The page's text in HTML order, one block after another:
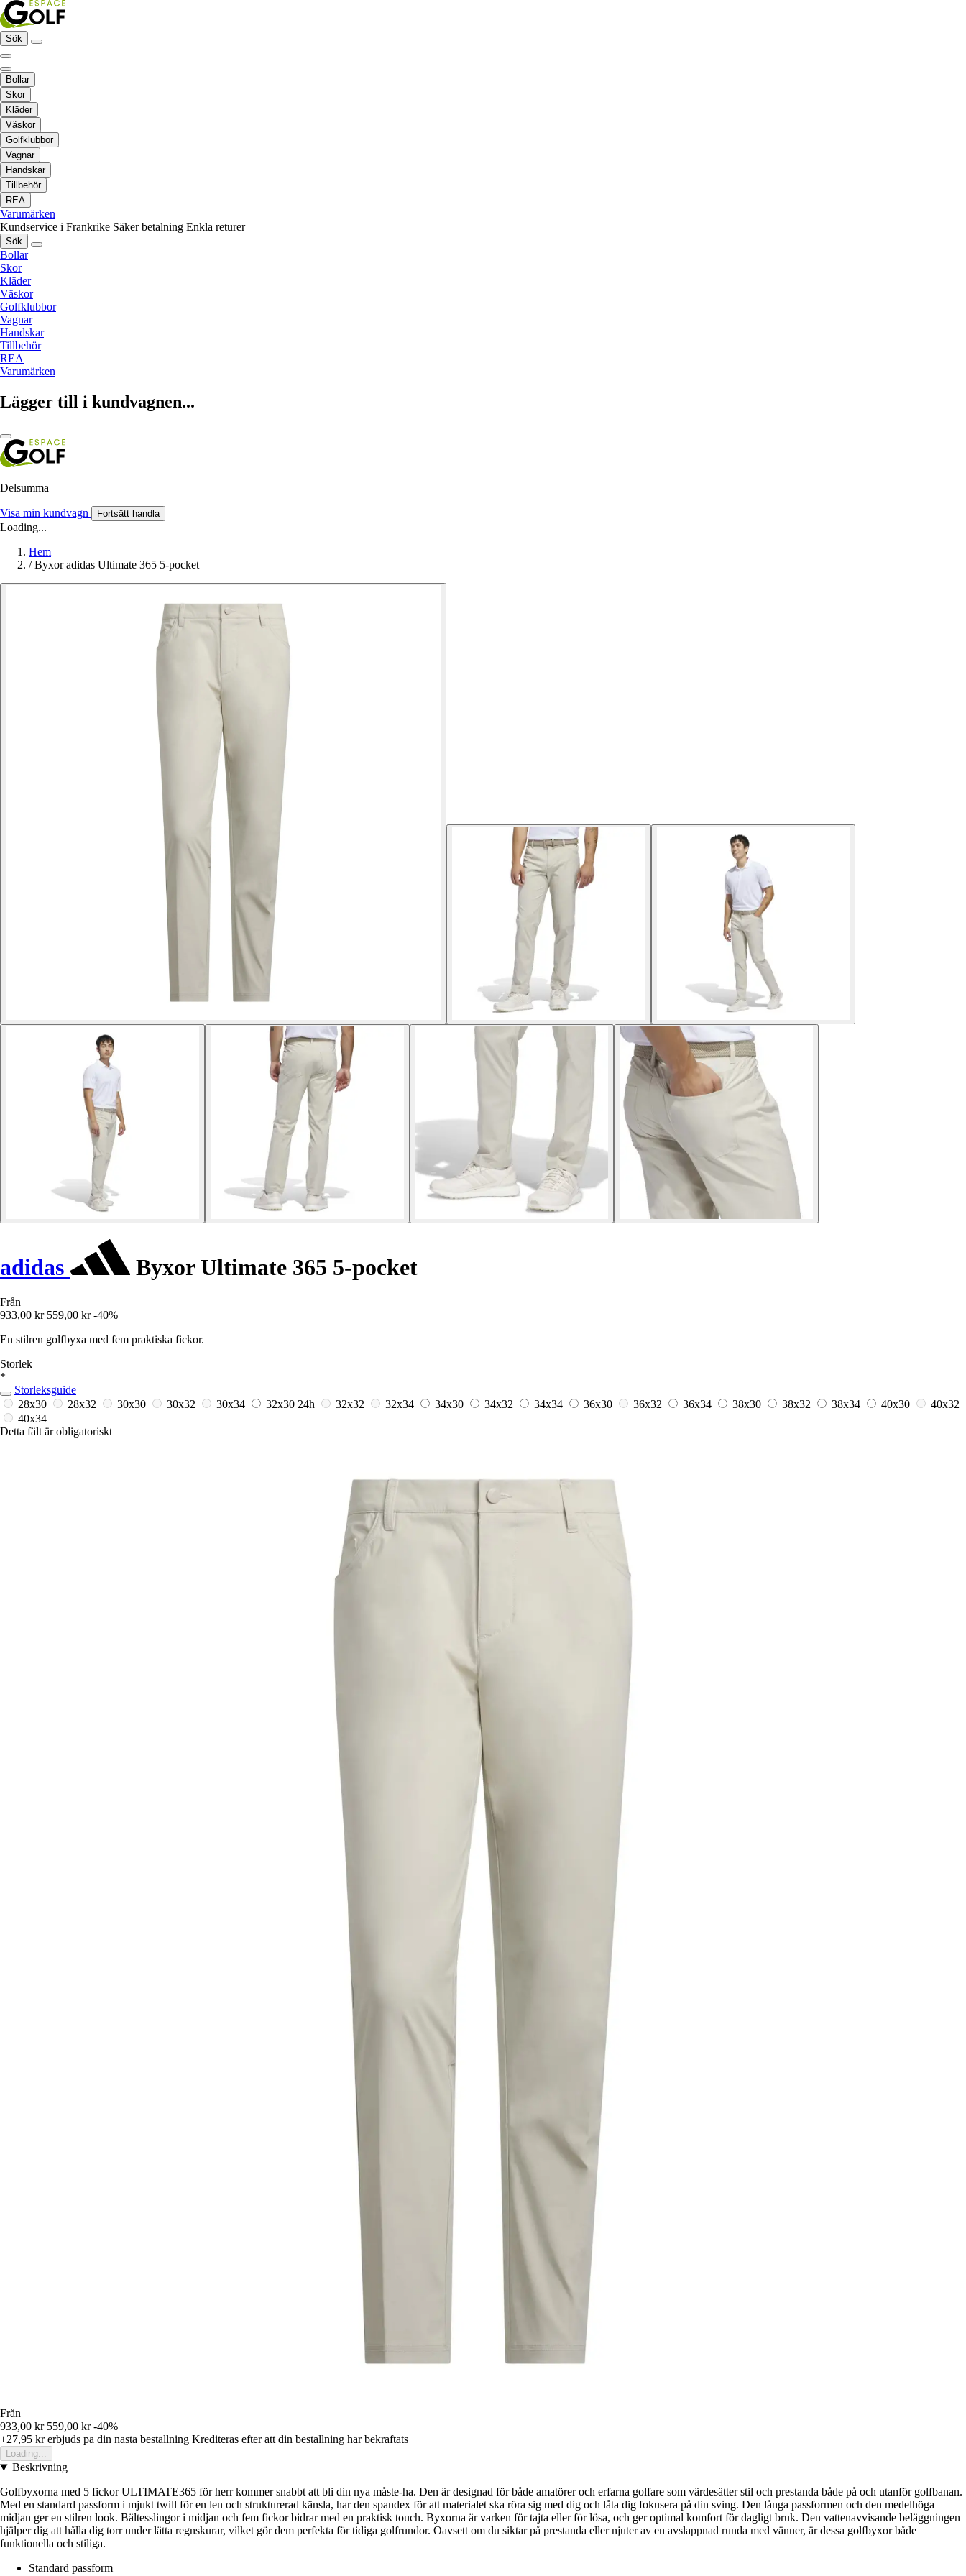
Sök
Bollar
Skor
Kläder
Väskor
Golfklubbor
Vagnar
Handskar
Tillbehör
REA
Varumärken
Kundservice i Frankrike Säker betalning Enkla returer
Sök
Bollar
Skor
Kläder
Väskor
Golfklubbor
Vagnar
Handskar
Tillbehör
REA
Varumärken
Lägger till i kundvagnen...
Delsumma
Visa min kundvagn Fortsätt handla
Loading...
Hem
/ Byxor adidas Ultimate 365 5-pocket
adidas Byxor Ultimate 365 5-pocket
Från
933,00 kr 559,00 kr -40%
En stilren golfbyxa med fem praktiska fickor.
Storlek
*
Storleksguide
28x30
28x32 30x30 30x32 30x34 32x30 24h 32x32 32x34 34x30 34x32 34x34 36x30 36x32 36x34 38x30 38x32 38x34 40x30
40x32
40x34
Detta fält är obligatoriskt
Från
933,00 kr 559,00 kr -40%
+27,95 krerbjuds pa din nasta bestallning Krediteras efter att din bestallning har bekraftats
Loading...
Beskrivning
Golfbyxorna med 5 fickor ULTIMATE365 för herr kommer snabbt att bli din nya måste-ha. Den är designad för både amatörer och erfarna golfare som värdesätter stil och prestanda både på och utanför golfbanan.
Med en standard passform i mjukt twill för en len och strukturerad känsla, har den spandex för att materialet ska röra sig med dig och låta dig fokusera på din sving. Den långa passformen och den medelhöga
midjan ger en stilren look. Bältesslingor i midjan och fem fickor bidrar med en praktisk touch. Byxorna är varken för tajta eller för lösa, och ger optimal komfort för dagligt bruk. Den vattenavvisande beläggningen
hjälper dig att hålla dig torr under lätta regnskurar, vilket gör dem perfekta för tidiga golfrundor. Oavsett om du siktar på prestanda eller njuter av en avslappnad runda med vänner, är dessa golfbyxor både
funktionella och stiliga.
Standard passform